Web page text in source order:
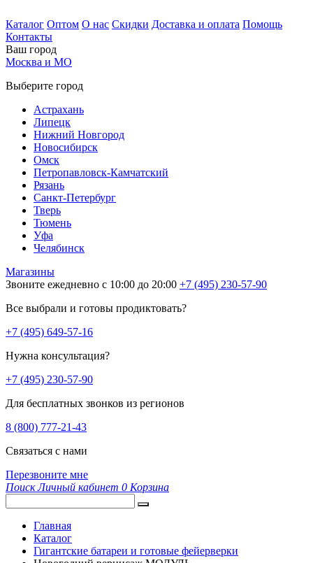
Каталог Оптом О нас Скидки Доставка и оплата Помощь
Контакты
Ваш город
Москва и МО
Выберите город
Астрахань
Липецк
Нижний Новгород
Новосибирск
Омск
Петропавловск-Камчатский
Рязань
Санкт-Петербург
Тверь
Тюмень
Уфа
Челябинск
Магазины
Звоните ежедневно с 10:00 до 20:00 +7 (495) 230-57-90
Все выбрали и готовы продиктовать?
+7 (495) 649-57-16
Нужна консультация?
+7 (495) 230-57-90
Для бесплатных звонков из регионов
8 (800) 777-21-43
Связаться с нами
Перезвоните мне
Поиск Личный кабинет 0 Корзина
Главная
Каталог
Гигантские батареи и готовые фейерверки